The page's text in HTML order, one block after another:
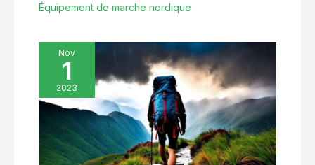
Équipement de marche nordique
Nov
1
2023